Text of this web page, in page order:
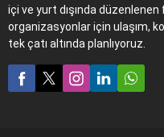
içi ve yurt dışında
organizasyonlar için ulaşım,
tek çatı altında planlıyoruz.